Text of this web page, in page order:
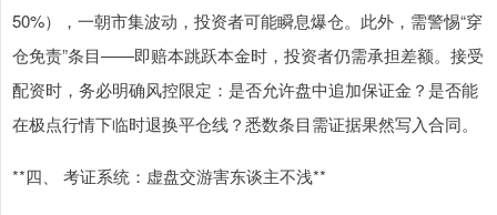
50%），一朝市集波动，投资者可能瞬息爆仓。此外，需警惕“穿
仓免责”条目——即赔本跳跃本金时，投资者仍需承担差额。接受
配资时，务必明确风控限定：是否允许盘中追加保证金？是否能
在极点行情下临时退换平仓线？悉数条目需证据果然写入合同。
**四、 考证系统：虚盘交游害东谈主不浅**